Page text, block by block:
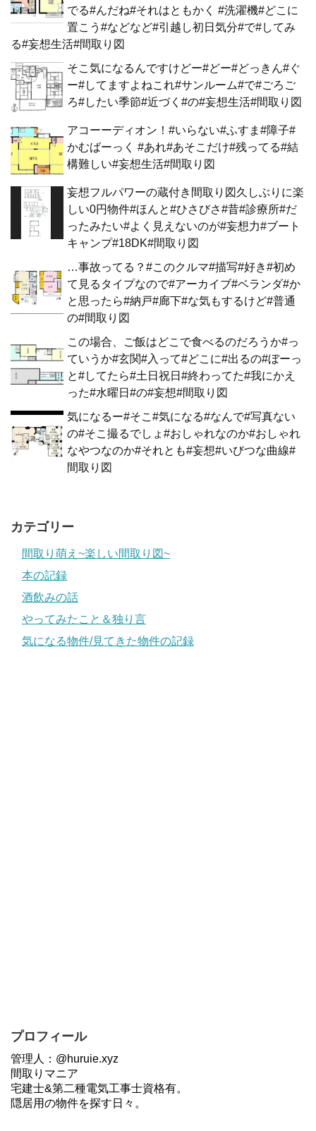
でる#んだね#それはともかく #洗濯機#どこに
置こう#などなど#引越し初日気分#で#してみ
る#妄想生活#間取り図
そこ気になるんですけどー#どー#どっきん#ぐ
ー#してますよねこれ#サンルーム#で#ごろご
ろ#したい季節#近づく#の#妄想生活#間取り図
アコーーディオン！#いらない#ふすま#障子#
かむばーっく #あれ#あそこだけ#残ってる#結
構難しい#妄想生活#間取り図
妄想フルパワーの蔵付き間取り図久しぶりに楽
しい0円物件#ほんと#ひさびさ#昔#診療所#だ
ったみたい#よく見えないのが#妄想力#ブート
キャンプ#18DK#間取り図
…事故ってる？#このクルマ#描写#好き#初め
て見るタイプなので#アーカイブ#ベランダ#か
と思ったら#納戸#廊下#な気もするけど#普通
の#間取り図
この場合、ご飯はどこで食べるのだろうか#っ
ていうか#玄関#入って#どこに#出るの#ぼーっ
と#してたら#土日祝日#終わってた#我にかえ
った#水曜日#の#妄想#間取り図
気になるー#そこ#気になる#なんで#写真ない
の#そこ撮るでしょ#おしゃれなのか#おしゃれ
なやつなのか#それとも#妄想#いびつな曲線#
間取り図
カテゴリー
間取り萌え~楽しい間取り図~
本の記録
酒飲みの話
やってみたこと＆独り言
気になる物件/見てきた物件の記録
プロフィール
管理人：@huruie.xyz
間取りマニア
宅建士&第二種電気工事士資格有。
隠居用の物件を探す日々。